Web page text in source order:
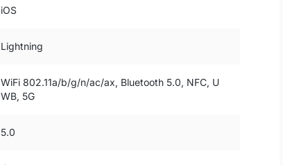
iOS
Lightning
WiFi 802.11a/b/g/n/ac/ax, Bluetooth 5.0, NFC, U
WB, 5G
5.0